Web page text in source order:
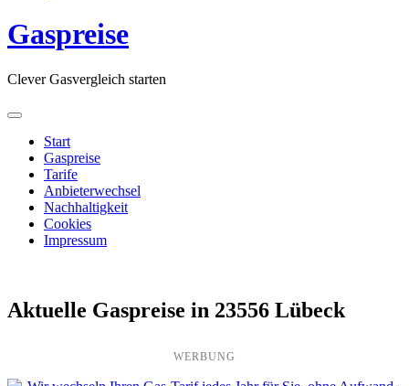
content
Gaspreise
Clever Gasvergleich starten
Start
Gaspreise
Tarife
Anbieterwechsel
Nachhaltigkeit
Cookies
Impressum
Aktuelle Gaspreise in 23556 Lübeck
WERBUNG